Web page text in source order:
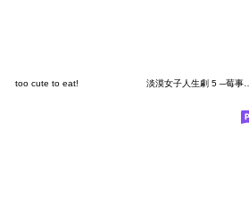
too cute to eat! 淡漠女子人生劇